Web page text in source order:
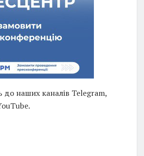
наших каналів Telegram,